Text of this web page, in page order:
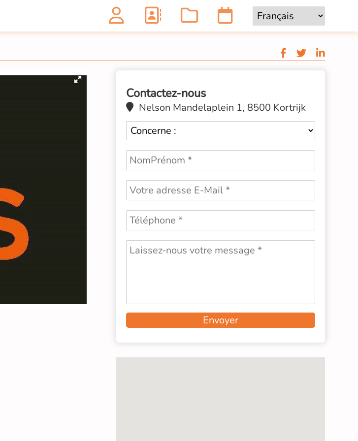
Contactez-nous
Nelson Mandelaplein 1, 8500 Kortrijk
Envoyer